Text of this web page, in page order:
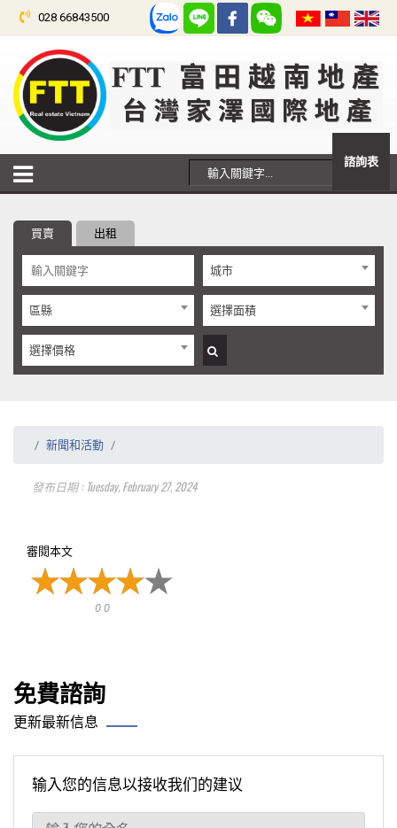
028 66843500
買賣 出租
城市
區縣 選擇面積
選擇價格
新聞和活動
發布日期 : Tuesday, February 27, 2024
審閱本文
0 0
免費諮詢
更新最新信息
输入您的信息以接收我们的建议
諮詢表